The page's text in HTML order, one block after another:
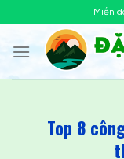
nội
Miến
Top 8